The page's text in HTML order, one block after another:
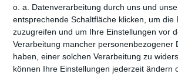
o. a. Datenverarbeitung durch uns und
entsprechende Schaltfläche klicken, um
zuzugreifen und um Ihre Einstellungen vor
Verarbeitung mancher personenbezogener
haben, einer solchen Verarbeitung zu
können Ihre Einstellungen jederzeit ändern